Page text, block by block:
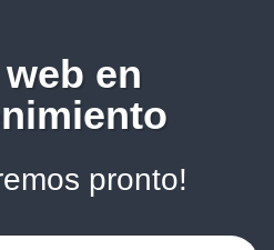
en
pronto!